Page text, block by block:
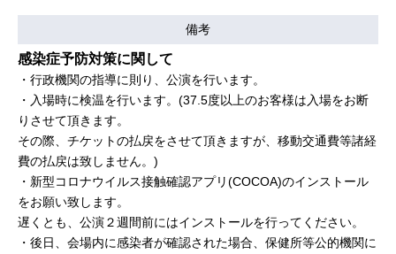
備考
感染症予防対策に関して
・行政機関の指導に則り、公演を行います。
・入場時に検温を行います。(37.5度以上のお客様は入場をお断
りさせて頂きます。
その際、チケットの払戻をさせて頂きますが、移動交通費等諸経
費の払戻は致しません。)
・新型コロナウイルス接触確認アプリ(COCOA)のインストール
をお願い致します。
遅くとも、公演２週間前にはインストールを行ってください。
・後日、会場内に感染者が確認された場合、保健所等公的機関に